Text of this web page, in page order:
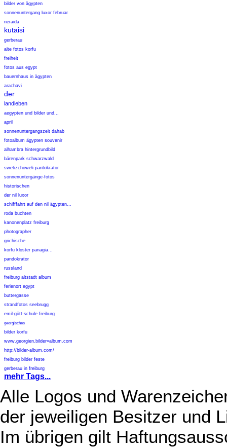
bilder von ägypten
sonnenuntergang luxor februar
neraida
kutaisi
gerberau
alte fotos korfu
freiheit
fotos aus egypt
bauernhaus in ägypten
arachavi
der
landleben
aegypten und bilder und...
april
sonnenuntergangszeit dahab
fotoalbum ägypten souvenir
alhambra hintergrundbild
bärenpark schwarzwald
swetizchoweli pantokrator
sonnenuntergänge-fotos
historischen
der nil luxor
schifffahrt auf den nil ägypten...
roda buchten
kanonenplatz freiburg
photographer
grichische
korfu kloster panagia...
pandokrator
russland
freiburg altstadt album
ferienort egypt
buttergasse
strandfotos seebrugg
emil-gött-schule freiburg
georgisches
bilder korfu
www.georgien.bilder=album.com
http://bilder-album.com/
freiburg bilder feste
gerberau in freiburg
mehr Tags...
Alle Logos und
der jeweiligen Besitzer und
Im übrigen gilt